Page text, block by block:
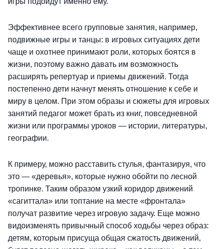
Эффективнее всего групповые занятия, например,
подвижные игры и танцы: в игровых ситуациях дети
чаще и охотнее принимают роли, которых боятся в
жизни, поэтому важно давать им возможность
расширять репертуар и приемы движений. Тогда
постепенно дети начнут менять отношение к себе и
миру в целом. При этом образы и сюжеты для игровых
занятий педагог может брать из книг, повседневной
жизни или программы уроков — истории, литературы,
географии.
К примеру, можно расставить стулья, фантазируя, что
это — «деревья», которые нужно обойти по лесной
тропинке. Таким образом узкий коридор движений
«сагиттала» или топтание на месте «фронтала»
получат развитие через игровую задачу. Еще можно
видоизменять привычный способ ходьбы через образ:
детям, которым присуща общая сжатость движений,